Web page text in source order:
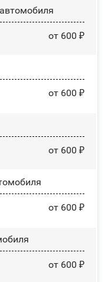
от 600 ₽
от 600 ₽
от 600 ₽
от 600 ₽
от 600 ₽